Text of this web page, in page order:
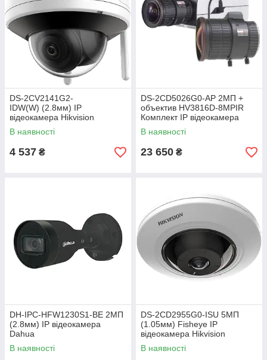
DS-2CV2141G2-
IDW(W) (2.8мм) IP
відеокамера Hikvision
В наявності
4 537 ₴
DS-2CD5026G0-AP 2МП +
объектив HV3816D-8MPIR
Комплект IP відеокамера
Hikvision
В наявності
23 650 ₴
DH-IPC-HFW1230S1-BE 2МП
(2.8мм) IP відеокамера
Dahua
В наявності
DS-2CD2955G0-ISU 5МП
(1.05мм) Fisheye IP
відеокамера Hikvision
В наявності